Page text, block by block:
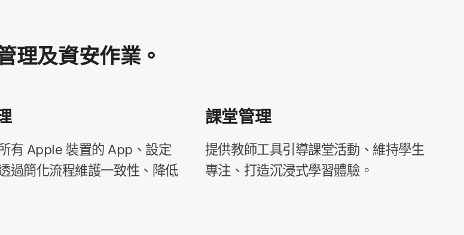
理​及​資安​作業。
有 Apple 裝置​的 App 、​設定​
過​簡化​流程​維護​一致性、​降低
課堂​管理
提供​教師​工具​引導​課堂​活動、​維持​學生​
專注、​打造沉​浸式​學習​體驗。